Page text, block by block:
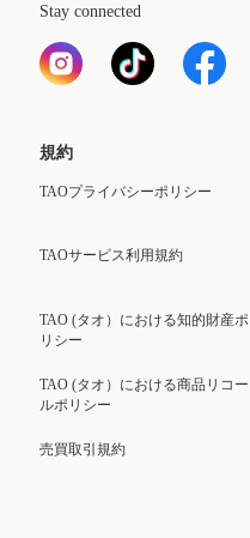
Stay connected
規約
TAOプライバシーポリシー
TAOサービス利用規約
TAO (タオ）における知的財産ポ
リシー
TAO (タオ）における商品リコー
ルポリシー
売買取引規約